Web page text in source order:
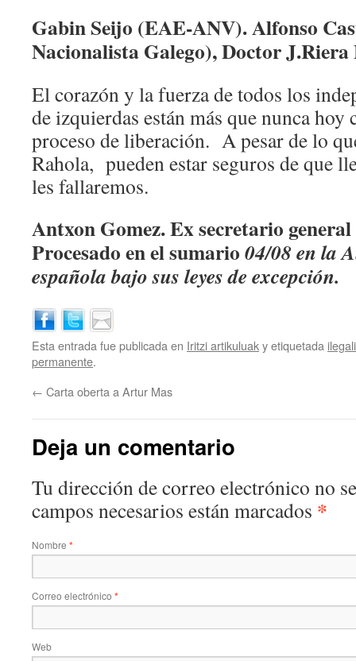
Gabin Seijo (EAE-ANV). Alfonso
Nacionalista Galego), Doctor
El corazón y la fuerza de todos los
de izquierdas están más que nunca hoy
proceso de liberación. A pesar de lo
Rahola, pueden estar seguros de que
les fallaremos.
Antxon Gomez. Ex secretario
Procesado en el sumario04/08 en la
española bajo sus leyes de excepción.
Esta entrada fue publicada en Iritzi artikuluaky etiquetada
permanente.
← Carta oberta a Artur Mas
Deja un comentario
Tu dirección de correo electrónico no
campos necesarios están marcados *
Nombre *
Correo electrónico *
Web